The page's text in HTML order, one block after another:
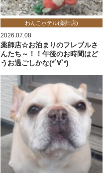
わんこホテル(薬師店)
2026.07.08
薬師店☆お泊まりのフレブルさ
んたち～！！午後のお時間はど
うお過ごしかな(*´∀`*)